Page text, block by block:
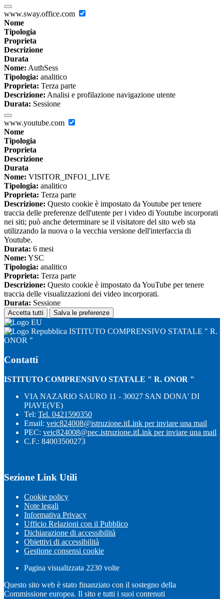
www.sway.office.com
Nome
Tipologia
Proprieta
Descrizione
Durata
Nome: AuthSess
Tipologia: analitico
Proprieta: Terza parte
Descrizione: Analisi e profilazione navigazione utente
Durata: Sessione
www.youtube.com
Nome
Tipologia
Proprieta
Descrizione
Durata
Nome: VISITOR_INFO1_LIVE
Tipologia: analitico
Proprieta: Terza parte
Descrizione: Questo cookie è impostato da Youtube per tenere
traccia delle preferenze dell'utente per i video di Youtube incorporati
nei siti; può anche determinare se il visitatore del sito web sta
utilizzando la nuova o la vecchia versione dell'interfaccia di
Youtube.
Durata: 6 mesi
Nome: YSC
Tipologia: analitico
Proprieta: Terza parte
Descrizione: Questo cookie è impostato da YouTube per tenere
traccia delle visualizzazioni dei video incorporati.
Durata: Sessione
Accetta tutti Salva le preferenze
ISTITUTO COMPRENSIVO STATALE " R.
ONOR "
Contatti
ISTITUTO COMPRENSIVO STATALE " R. ONOR "
VIA NAZARIO SAURO 11 - 30027 SAN DONA' DI
PIAVE(VE)
Tel: Tel. 0421590350
Email: veic824008@istruzione.itLink per inviare una mail
PEC: veic824008@pec.istruzione.itLink per inviare una mail
C.F.: 84003500273
Sezione Link Utili
Cookie policy
Note legali
Informativa Privacy
Ufficio Relazioni con il Pubblico
Dichiarazione di accessibilità
Obiettivi di accessibilità
Gestione consensi cookie
Pagina visualizzata 2230 volte
Questo sito web è stato finanziato con il sostegno della
Commissione europea. Il sito e tutti i suoi contenuti